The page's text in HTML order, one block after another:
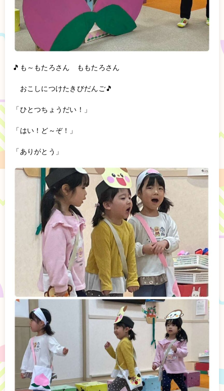
🎵も～もたろさん ももたろさん
おこしにつけたきびだんご🎵
「ひとつちょうだい！」
「はい！ど～ぞ！」
「ありがとう」